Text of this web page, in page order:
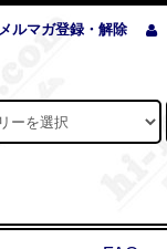
メルマガ登録・解除